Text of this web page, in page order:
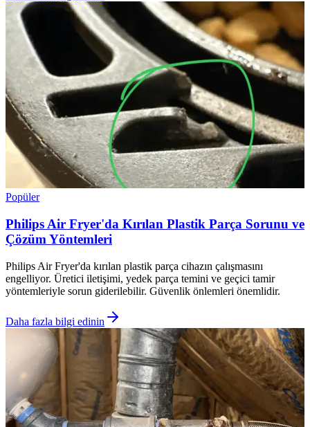
Popüler
Philips Air Fryer'da Kırılan Plastik Parça Sorunu ve
Çözüm Yöntemleri
Philips Air Fryer'da kırılan plastik parça cihazın çalışmasını
engelliyor. Üretici iletişimi, yedek parça temini ve geçici tamir
yöntemleriyle sorun giderilebilir. Güvenlik önlemleri önemlidir.
Daha fazla bilgi edinin